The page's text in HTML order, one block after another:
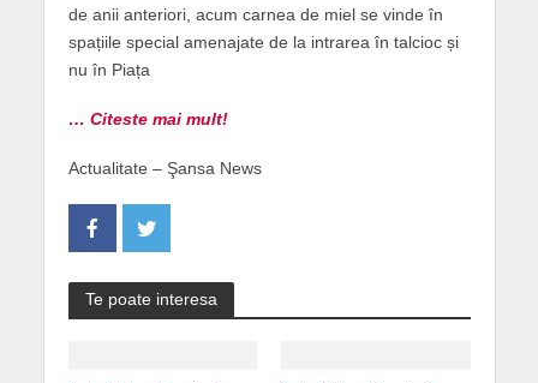
de anii anteriori, acum carnea de miel se vinde în
spațiile special amenajate de la intrarea în talcioc și
nu în Piața
… Citeste mai mult!
Actualitate – Şansa News
Te poate interesa